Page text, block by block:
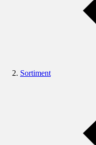
Sortiment